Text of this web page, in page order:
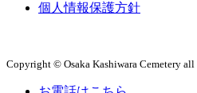
個人情報保護方針
Copyright © Osaka Kashiwara Cemetery all